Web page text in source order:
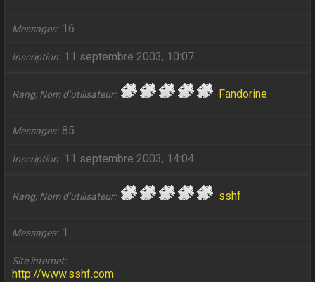
Messages 16
Inscription 11 septembre 2003, 10:07
Rang, Nom d’utilisateur Fandorine
Messages 85
Inscription 11 septembre 2003, 14:04
Rang, Nom d’utilisateur sshf
Messages 1
Site internet
http://www.sshf.com